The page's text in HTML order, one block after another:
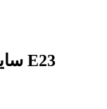
سایه چشم چهار رنگ کالیستا رنگ E23